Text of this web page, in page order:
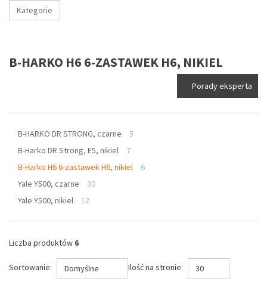
Kategorie
B-HARKO H6 6-ZASTAWEK H6, NIKIEL
Porady eksperta
B-HARKO DR STRONG, czarne
5
B-Harko DR Strong, E5, nikiel
7
B-Harko H6 6-zastawek H6, nikiel
6
Yale Y500, czarne
30
Yale Y500, nikiel
12
Liczba produktów 6
Sortowanie: Domyślne Ilość na stronie: 30